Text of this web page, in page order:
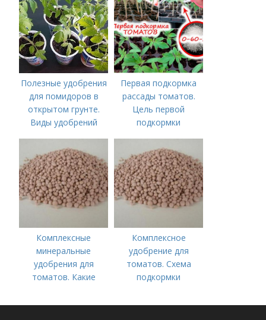
томатов
питание
Полезные удобрения
для помидоров в
открытом грунте.
Виды удобрений
Первая подкормка
рассады томатов.
Цель первой
подкормки
Комплексные
минеральные
удобрения для
томатов. Какие
используются для
Комплексное
удобрение для
томатов. Схема
подкормки
рассады до сбора